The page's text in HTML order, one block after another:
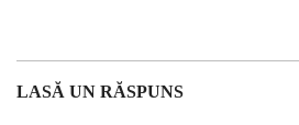
LASĂ UN RĂSPUNS